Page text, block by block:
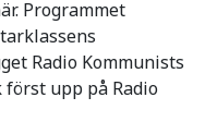
Programmet
Radio Kommunists
upp på Radio